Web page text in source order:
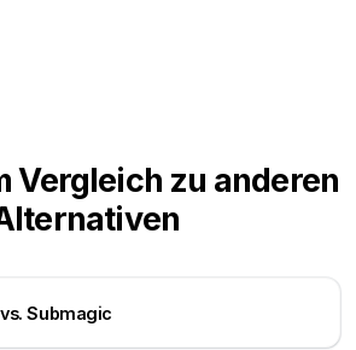
Vergleich zu anderen
Submagic